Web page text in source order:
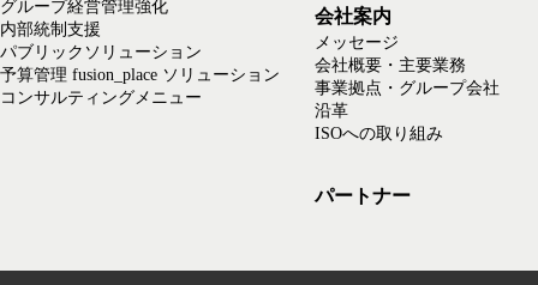
グループ経営管理強化
内部統制支援
パブリックソリューション
予算管理 fusion_place ソリューション
コンサルティングメニュー
会社案内
メッセージ
会社概要・主要業務
事業拠点・グループ会社
沿革
ISOへの取り組み
パートナー